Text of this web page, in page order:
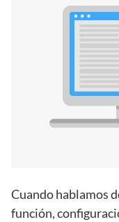
Cuando hablamos
función,